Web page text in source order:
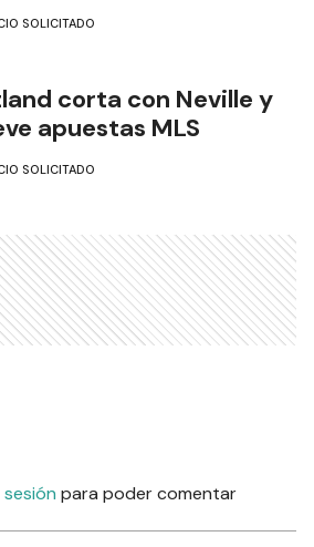
SOLICITADO
corta con Neville y
apuestas MLS
SOLICITADO
para poder comentar